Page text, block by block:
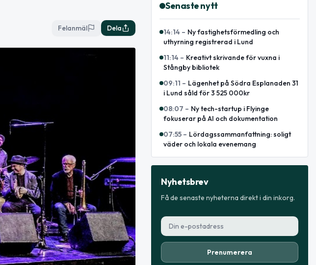
Felanmäl Dela
Senaste nytt
14:14 – Ny fastighetsförmedling och
uthyrning registrerad i Lund
11:14 – Kreativt skrivande för vuxna i
Stångby bibliotek
09:11 – Lägenhet på Södra Esplanaden 31
i Lund såld för 3 525 000kr
08:07 – Ny tech-startup i Flyinge
fokuserar på AI och dokumentation
07:55 – Lördagssammanfattning: soligt
väder och lokala evenemang
Nyhetsbrev
Få de senaste nyheterna direkt i din inkorg.
Prenumerera